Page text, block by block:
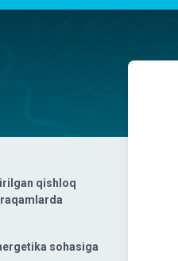
qishloq
sohasiga